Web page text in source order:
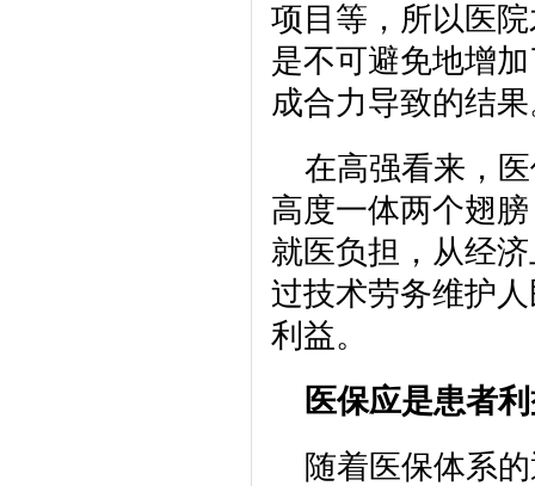
项目等，所以医
是不可避免地增
成合力导致的结
在高强看来，
高度一体两个翅
就医负担，从经
过技术劳务维护
利益。
医保应是患者
随着医保体系